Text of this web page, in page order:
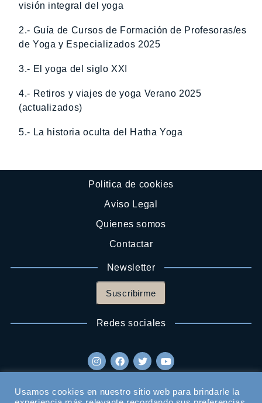
visión integral del yoga
2.- Guía de Cursos de Formación de Profesoras/es
de Yoga y Especializados 2025
3.- El yoga del siglo XXI
4.- Retiros y viajes de yoga Verano 2025
(actualizados)
5.- La historia oculta del Hatha Yoga
Politica de cookies
Aviso Legal
Quienes somos
Contactar
Newsletter
Suscribirme
Redes sociales
Usamos cookies en nuestro sitio web para brindarle la